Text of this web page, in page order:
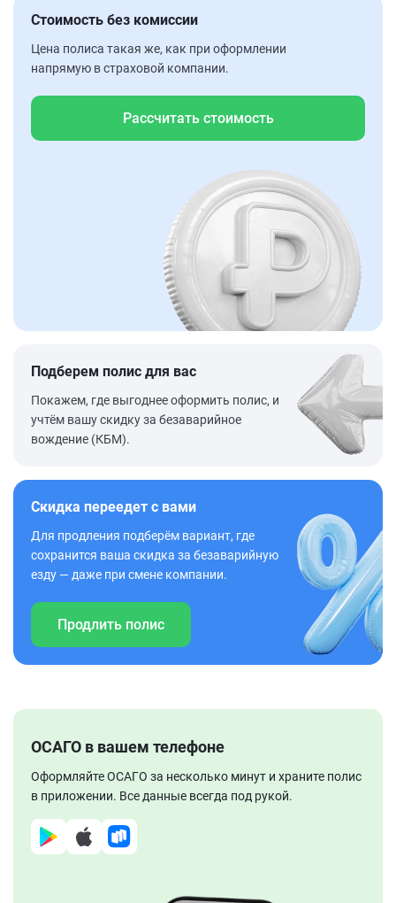
Стоимость без комиссии
Цена полиса такая же, как при оформлении
напрямую в страховой компании.
Рассчитать стоимость
Подберем полис для вас
Покажем, где выгоднее оформить полис, и
учтём вашу скидку за безаварийное
вождение (КБМ).
Скидка переедет с вами
Для продления подберём вариант, где
сохранится ваша скидка за безаварийную
езду — даже при смене компании.
Продлить полис
ОСАГО в вашем телефоне
Оформляйте ОСАГО за несколько минут и храните полис
в приложении. Все данные всегда под рукой.